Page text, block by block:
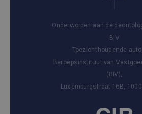
Onderworpen aan de
BIV
Toezichthoudende
Beroepsinstituut van
(BIV),
Luxemburgstraat 16B,